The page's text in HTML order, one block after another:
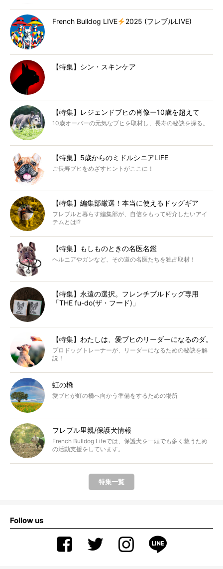
French Bulldog LIVE 2025 (フレブルLIVE)
【特集】シン・スキンケア
【特集】レジェンドブヒの肖像ー10歳を超えて
10歳オーバーの元気なブヒを取材し、長寿の秘訣を探る。
【特集】5歳からのミドルシニアLIFE
ご長寿ブヒをめざすヒントがここに！
【特集】編集部厳選！本当に使えるドッグギア
フレブルと暮らす編集部が、自信をもって紹介したいアイ
テムとは!?
【特集】もしものときの名医名鑑
ヘルニアやガンなど、その道の名医たちを独占取材！
【特集】永遠の選択。フレンチブルドッグ専用
「THE fu-do(ザ・フード)」
【特集】わたしは、愛ブヒのリーダーになるのダ。
プロドッグトレーナーが、リーダーになるための秘訣を解
説！
虹の橋
愛ブヒが虹の橋へ向かう準備をするための場所
フレブル里親/保護犬情報
French Bulldog Lifeでは、保護犬を一頭でも多く救うため
の活動支援をしています。
特集一覧
Follow us